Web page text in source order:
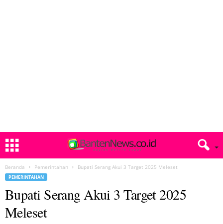
Beranda Pemerintahan Bupati Serang Akui 3 Target 2025 Meleset
PEMERINTAHAN
Bupati Serang Akui 3 Target 2025
Meleset